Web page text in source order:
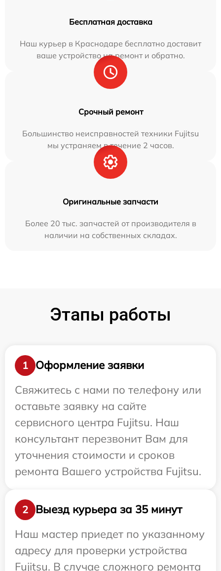
Бесплатная доставка
Наш курьер в Краснодаре бесплатно доставит
ваше устройство на ремонт и обратно.
Срочный ремонт
Большинство неисправностей техники Fujitsu
мы устраняем в течение 2 часов.
Оригинальные запчасти
Более 20 тыс. запчастей от производителя в
наличии на собственных складах.
Этапы работы
1
Оформление заявки
Свяжитесь с нами по телефону или
оставьте заявку на сайте
сервисного центра Fujitsu. Наш
консультант перезвонит Вам для
уточнения стоимости и сроков
ремонта Вашего устройства Fujitsu.
2
Выезд курьера за 35 минут
Наш мастер приедет по указанному
адресу для проверки устройства
Fujitsu. В случае сложного ремонта